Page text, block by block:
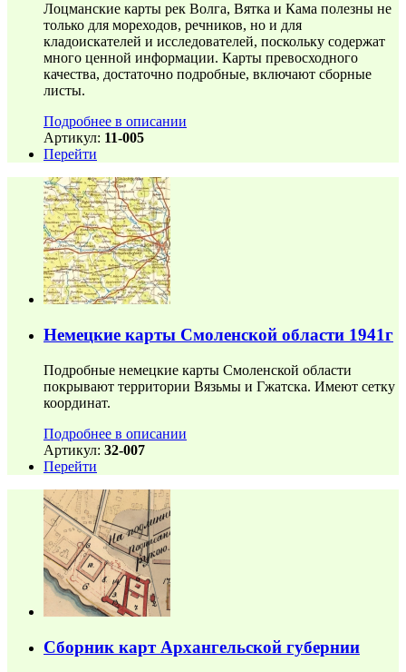
Лоцманские карты рек Волга, Вятка и Кама полезны не
только для мореходов, речников, но и для
кладоискателей и исследователей, поскольку содержат
много ценной информации. Карты превосходного
качества, достаточно подробные, включают сборные
листы.
Подробнее в описании
Артикул: 11-005
Перейти
Немецкие карты Смоленской области 1941г
Подробные немецкие карты Смоленской области
покрывают территории Вязьмы и Гжатска. Имеют сетку
координат.
Подробнее в описании
Артикул: 32-007
Перейти
Сборник карт Архангельской губернии